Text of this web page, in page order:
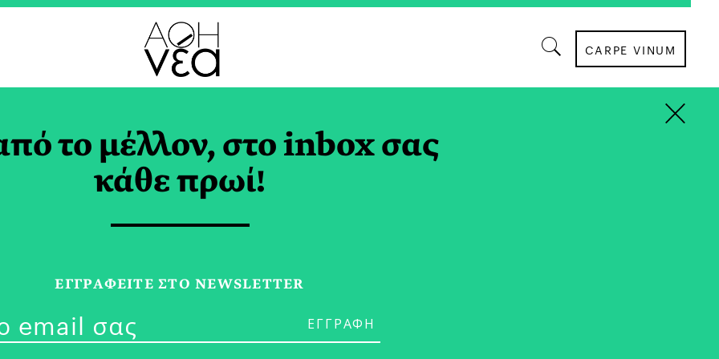
CARPE VINUM
ως Πρώτη
το μέλλον, στο inbox σας
κάθε πρωί!
ΕΓΓPΑΦΕΙΤΕ ΣΤΟ NEWSLETTER
×